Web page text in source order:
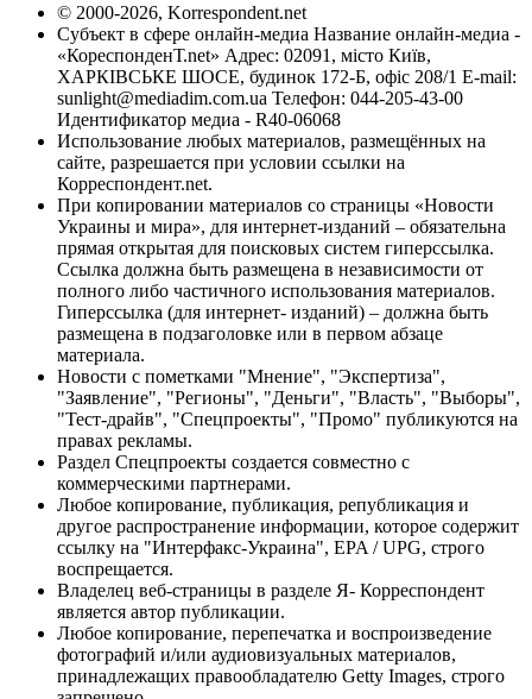
© 2000-2026, Korrespondent.net
Субъект в сфере онлайн-медиа Название онлайн-медиа -
«КореспонденТ.net» Адрес: 02091, місто Київ,
ХАРКІВСЬКЕ ШОСЕ, будинок 172-Б, офіс 208/1 E-mail:
sunlight@mediadim.com.ua Телефон: 044-205-43-00
Идентификатор медиа - R40-06068
Использование любых материалов, размещённых на
сайте, разрешается при условии ссылки на
Корреспондент.net.
При копировании материалов со страницы «Новости
Украины и мира», для интернет-изданий – обязательна
прямая открытая для поисковых систем гиперссылка.
Ссылка должна быть размещена в независимости от
полного либо частичного использования материалов.
Гиперссылка (для интернет- изданий) – должна быть
размещена в подзаголовке или в первом абзаце
материала.
Новости с пометками "Мнение", "Экспертиза",
"Заявление", "Регионы", "Деньги", "Власть", "Выборы",
"Тест-драйв", "Спецпроекты", "Промо" публикуются на
правах рекламы.
Раздел Спецпроекты создается совместно с
коммерческими партнерами.
Любое копирование, публикация, републикация и
другое распространение информации, которое содержит
ссылку на "Интерфакс-Украина", EPA / UPG, строго
воспрещается.
Владелец веб-страницы в разделе Я- Корреспондент
является автор публикации.
Любое копирование, перепечатка и воспроизведение
фотографий и/или аудиовизуальных материалов,
принадлежащих правообладателю Getty Images, строго